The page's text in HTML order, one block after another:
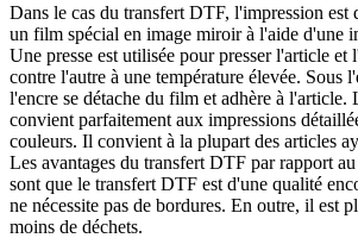
Dans le cas du transfert DTF, l'impression est
un film spécial en image miroir à l'aide d'une
Une presse est utilisée pour presser l'article et
contre l'autre à une température élevée. Sous
l'encre se détache du film et adhère à l'article.
convient parfaitement aux impressions
couleurs. Il convient à la plupart des articles
Les avantages du transfert DTF par rapport
sont que le transfert DTF est d'une qualité
ne nécessite pas de bordures. En outre, il est
moins de déchets.